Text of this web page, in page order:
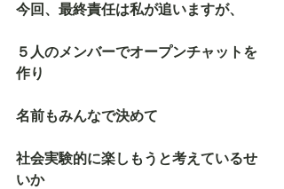
今回、最終責任は私が追いますが、
５人のメンバーでオープンチャットを
作り
名前もみんなで決めて
社会実験的に楽しもうと考えているせ
いか